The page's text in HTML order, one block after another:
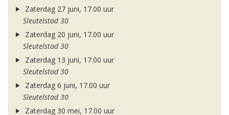
Zaterdag 27 juni, 17.00 uur
Sleutelstad 30
Zaterdag 20 juni, 17.00 uur
Sleutelstad 30
Zaterdag 13 juni, 17.00 uur
Sleutelstad 30
Zaterdag 6 juni, 17.00 uur
Sleutelstad 30
Zaterdag 30 mei, 17.00 uur